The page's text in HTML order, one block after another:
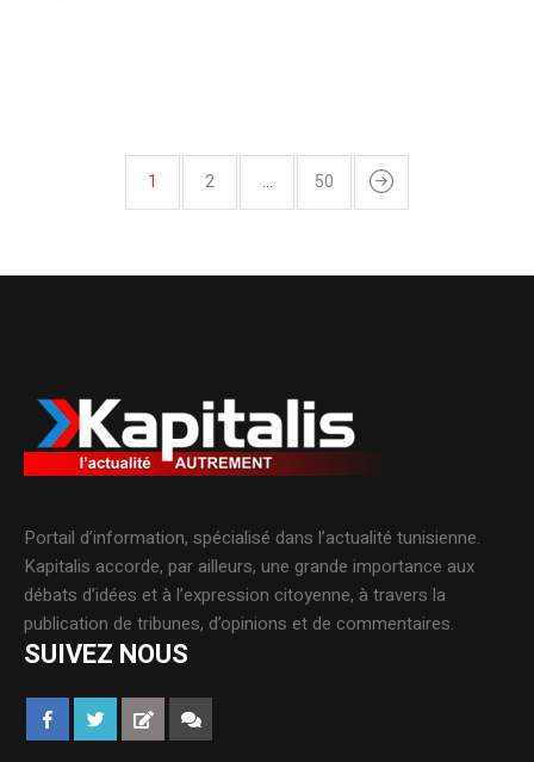
1 2 … 50
Portail d’information, spécialisé dans l’actualité tunisienne.
Kapitalis accorde, par ailleurs, une grande importance aux
débats d’idées et à l’expression citoyenne, à travers la
publication de tribunes, d’opinions et de commentaires.
SUIVEZ NOUS